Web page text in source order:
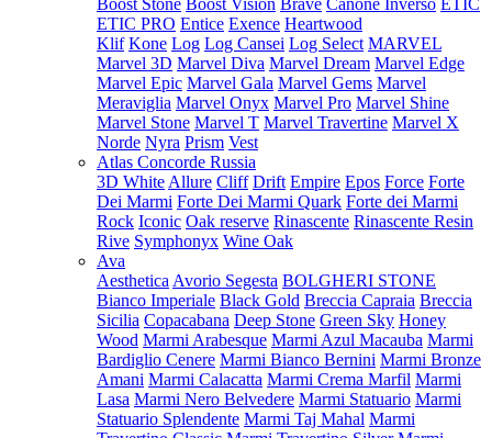
Boost Stone Boost Vision Brave Canone Inverso ETIC
ETIC PRO Entice Exence Heartwood
Klif Kone Log Log Cansei Log Select MARVEL
Marvel 3D Marvel Diva Marvel Dream Marvel Edge
Marvel Epic Marvel Gala Marvel Gems Marvel
Meraviglia Marvel Onyx Marvel Pro Marvel Shine
Marvel Stone Marvel T Marvel Travertine Marvel X
Norde Nyra Prism Vest
Atlas Concorde Russia
3D White Allure Cliff Drift Empire Epos Force Forte
Dei Marmi Forte Dei Marmi Quark Forte dei Marmi
Rock Iconic Oak reserve Rinascente Rinascente Resin
Rive Symphonyx Wine Oak
Ava
Aesthetica Avorio Segesta BOLGHERI STONE
Bianco Imperiale Black Gold Breccia Capraia Breccia
Sicilia Copacabana Deep Stone Green Sky Honey
Wood Marmi Arabesque Marmi Azul Macauba Marmi
Bardiglio Cenere Marmi Bianco Bernini Marmi Bronze
Amani Marmi Calacatta Marmi Crema Marfil Marmi
Lasa Marmi Nero Belvedere Marmi Statuario Marmi
Statuario Splendente Marmi Taj Mahal Marmi